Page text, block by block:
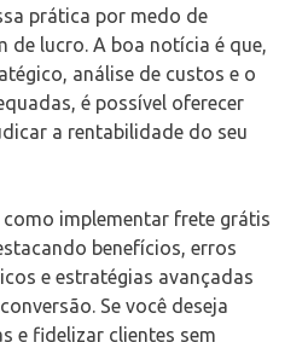
prática por medo de
de lucro. A boa notícia é que,
análise de custos e o
é possível oferecer
a rentabilidade do seu
implementar frete grátis
benefícios, erros
e estratégias avançadas
Se você deseja
e fidelizar clientes sem